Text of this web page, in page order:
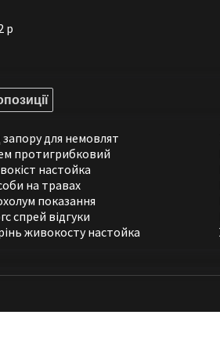
р
запору для немовлят
протигрибковий
настойка
на травах
показання
спрей відгуки
живокосту настойка